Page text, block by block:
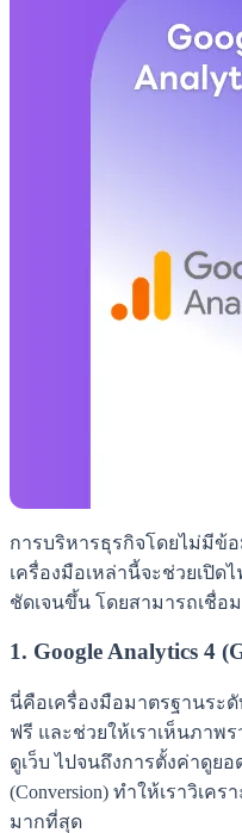
การบริหารธุรกิจโดยไม่มีข้
เครื่องมือเหล่านี้จะช่วยเปิ
ชัดเจนขึ้น โดยสามารถเชื่อ
1. Google Analytics 4
นี่คือเครื่องมือมาตรฐานระ
ฟรี และช่วยให้เราเห็นภาพ
ดูเว็บ ไปจนถึงการตั้งค่าดูย
(Conversion) ทำให้เราวิเค
มากที่สุด